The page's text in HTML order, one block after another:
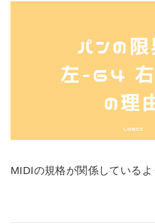
MIDIの規格が関係しているよ